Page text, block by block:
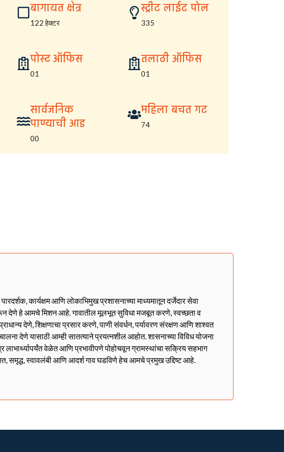
बागायत क्षेत्र
122 हेक्टर
स्ट्रीट लाईट पोल
335
पोस्ट ऑफिस
01
तलाठी ऑफिस
01
सार्वजनिक
पाण्याची आड
00
महिला बचत गट
74
कार्यक्षम आणि लोकाभिमुख प्रशासनाच्या माध्यमातून दर्जेदार सेवा
देणे हे आमचे मिशन आहे. गावातील मूलभूत सुविधा मजबूत करणे, स्वच्छता व
देणे, शिक्षणाचा प्रसार करणे, पाणी संवर्धन, पर्यावरण संरक्षण आणि शाश्वत
देणे यासाठी आम्ही सातत्याने प्रयत्नशील आहोत. शासनाच्या विविध योजना
लाभार्थ्यापर्यंत वेळेत आणि प्रभावीपणे पोहोचवून ग्रामस्थांचा सक्रिय सहभाग
समृद्ध, स्वावलंबी आणि आदर्श गाव घडविणे हेच आमचे प्रमुख उद्दिष्ट आहे.